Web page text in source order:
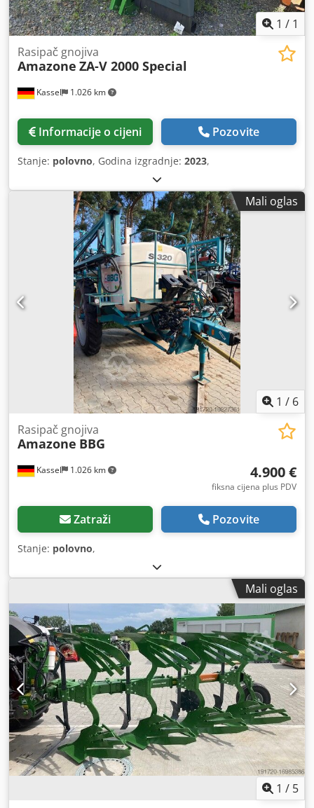
1 / 1
Kassel 1.026 km
Rasipač gnojiva
Amazone ZA-V 2000 Special
Informacije o cijeni Pozovite
Stanje: polovno, Godina izgradnje: 2023,
Mali oglas
1 / 6
Kassel 1.026 km
Rasipač gnojiva
Amazone BBG
4.900 €
fiksna cijena plus PDV
Zatraži Pozovite
Stanje: polovno,
Mali oglas
1 / 5